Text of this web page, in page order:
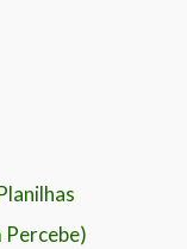
Percebe)